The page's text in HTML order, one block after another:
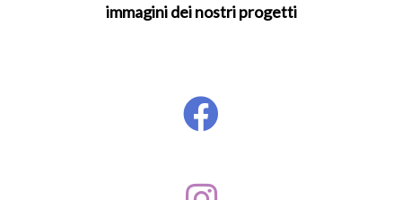
immagini dei nostri progetti